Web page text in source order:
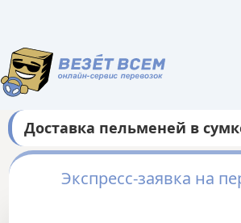
Доставка пельменей в
Экспресс-заявка на